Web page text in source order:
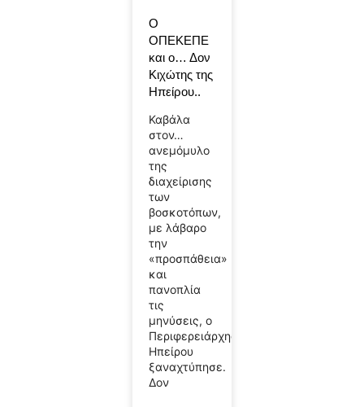
Ο
ΟΠΕΚΕΠΕ
και ο… Δον
Κιχώτης της
Ηπείρου..
Καβάλα
στον…
ανεμόμυλο
της
διαχείρισης
των
βοσκοτόπων,
με λάβαρο
την
«προσπάθεια»
και
πανοπλία
τις
μηνύσεις, ο
Περιφερειάρχης
Ηπείρου
ξαναχτύπησε.
Δον